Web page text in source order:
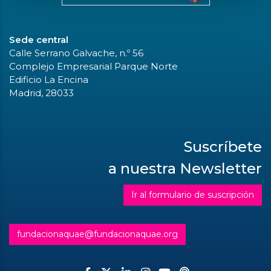
Sede central
Calle Serrano Galvache, n.º 56
Complejo Empresarial Parque Norte
Edificio La Encina
Madrid, 28033
Suscríbete
a nuestra Newsletter
Ir al formulario de suscripción
fundacionaquae@fundacionaquae.org